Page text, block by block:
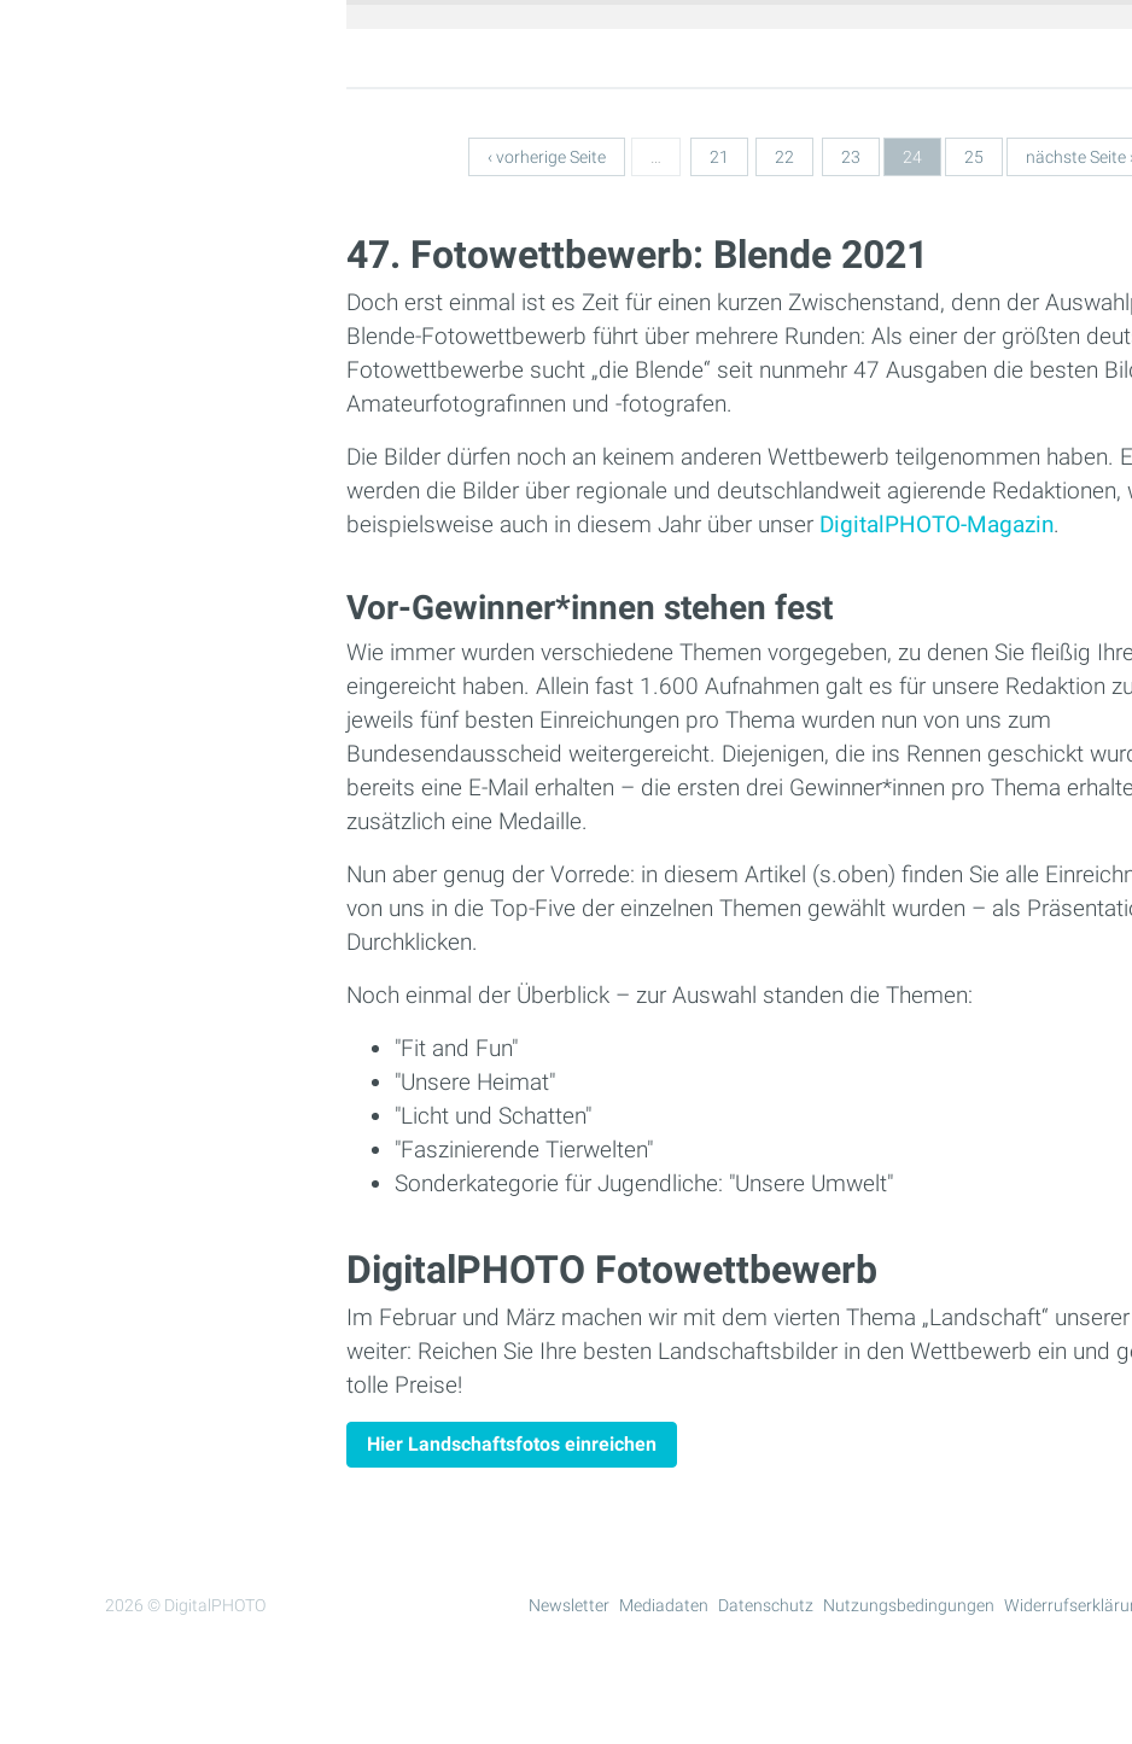
‹ vorherige Seite … 21 22 23 24 25 nächste Seite
47. Fotowettbewerb: Blende 2021
Doch erst einmal ist es Zeit für einen kurzen Zwischenstand, denn der
Blende-Fotowettbewerb führt über mehrere Runden: Als einer der größten
Fotowettbewerbe sucht „die Blende“ seit nunmehr 47 Ausgaben die besten
Amateurfotografinnen und -fotografen.
Die Bilder dürfen noch an keinem anderen Wettbewerb teilgenommen haben.
werden die Bilder über regionale und deutschlandweit agierende Redaktionen,
beispielsweise auch in diesem Jahr über unser DigitalPHOTO-Magazin.
Vor-Gewinner*innen stehen fest
Wie immer wurden verschiedene Themen vorgegeben, zu denen Sie fleißig
eingereicht haben. Allein fast 1.600 Aufnahmen galt es für unsere Redaktion
jeweils fünf besten Einreichungen pro Thema wurden nun von uns zum
Bundesendausscheid weitergereicht. Diejenigen, die ins Rennen geschickt
bereits eine E-Mail erhalten – die ersten drei Gewinner*innen pro Thema
zusätzlich eine Medaille.
Nun aber genug der Vorrede: in diesem Artikel (s.oben) finden Sie alle
von uns in die Top-Five der einzelnen Themen gewählt wurden – als
Durchklicken.
Noch einmal der Überblick – zur Auswahl standen die Themen:
"Fit and Fun"
"Unsere Heimat"
"Licht und Schatten"
"Faszinierende Tierwelten"
Sonderkategorie für Jugendliche: "Unsere Umwelt"
DigitalPHOTO Fotowettbewerb
Im Februar und März machen wir mit dem vierten Thema „Landschaft“
weiter: Reichen Sie Ihre besten Landschaftsbilder in den Wettbewerb ein und
tolle Preise!
Hier Landschaftsfotos einreichen
2026 © DigitalPHOTO Newsletter Mediadaten Datenschutz Nutzungsbedingungen